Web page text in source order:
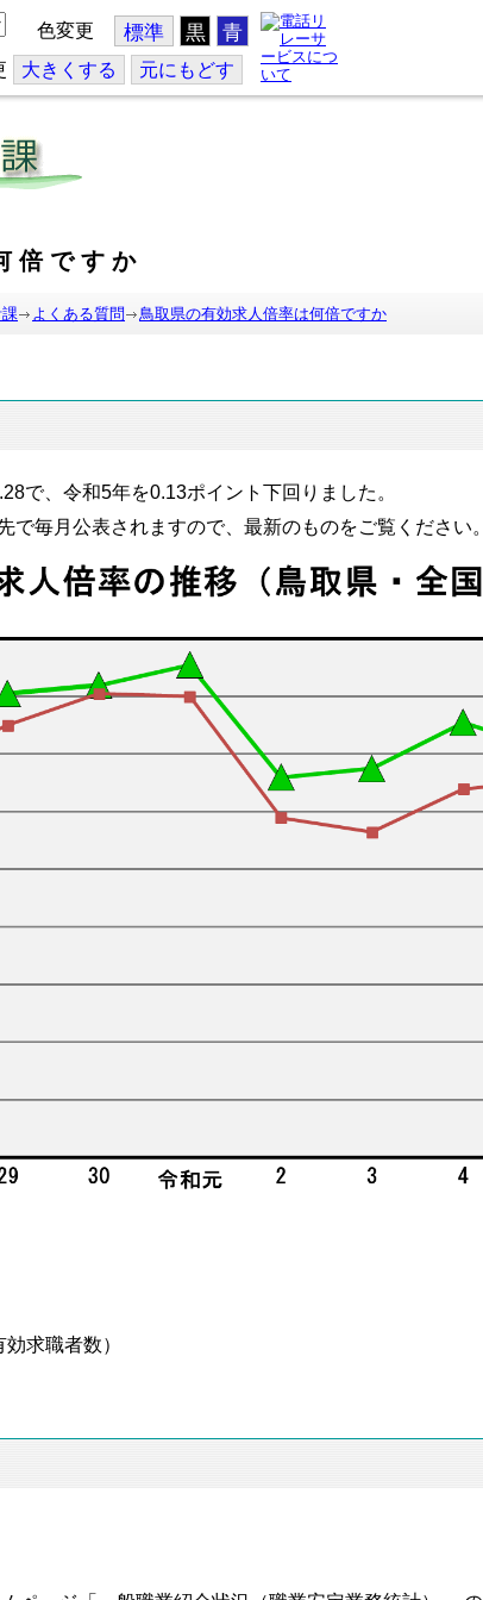
色変更 標準 黒 青
大きくする 元にもどす
倍ですか
よくある質問 鳥取県の有効求人倍率は何倍ですか
で、令和5年を0.13ポイント下回りました。
で毎月公表されますので、最新のものをご覧ください。
求職者数）